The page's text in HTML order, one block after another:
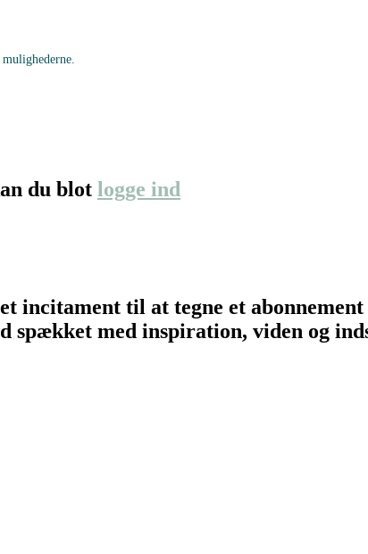
du blot logge ind
incitament til at tegne et
spækket med inspiration, viden og